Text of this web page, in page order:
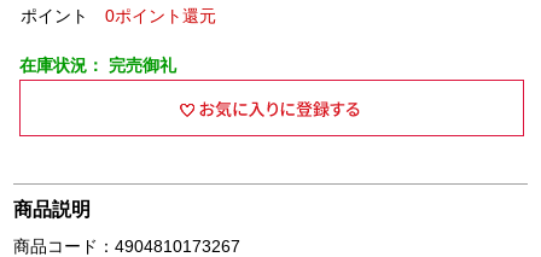
ポイント
0ポイント還元
在庫状況： 完売御礼
商品説明
商品コード：4904810173267